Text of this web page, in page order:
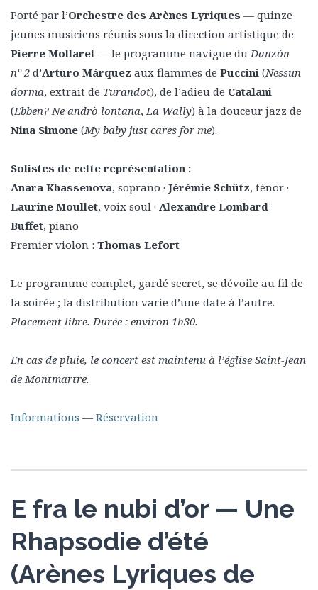
Porté par l’Orchestre des Arènes Lyriques — quinze
jeunes musiciens réunis sous la direction artistique de
Pierre Mollaret — le programme navigue duDanzón
n° 2 d’Arturo Márquez aux flammes de Puccini (Nessun
dorma, extrait de Turandot), de l’adieu de Catalani
(Ebben? Ne andrò lontana,La Wally) à la douceur jazz de
Nina Simone (My baby just cares for me).
Solistes de cette représentation :
Anara Khassenova, soprano · Jérémie Schütz, ténor ·
Laurine Moullet, voix soul · Alexandre Lombard-
Buffet, piano
Premier violon : Thomas Lefort
Le programme complet, gardé secret, se dévoile au fil de
la soirée ; la distribution varie d’une date à l’autre.
Placement libre. Durée : environ 1h30.
En cas de pluie, le concert est maintenu à l’église Saint-Jean
de Montmartre.
Informations — Réservation
E fra le nubi d’or — Une
Rhapsodie d’été
(Arènes Lyriques de